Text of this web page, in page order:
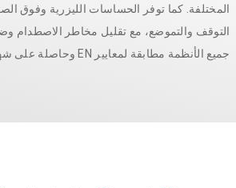
المختلفة. كما توفر الحساسات الليزرية وفوق
التوقف والتموضع، مع تقليل مخاطر الاصطدام
جميع الأنظمة مطابقة لمعايير EN وحاصلة على شهادة CE.